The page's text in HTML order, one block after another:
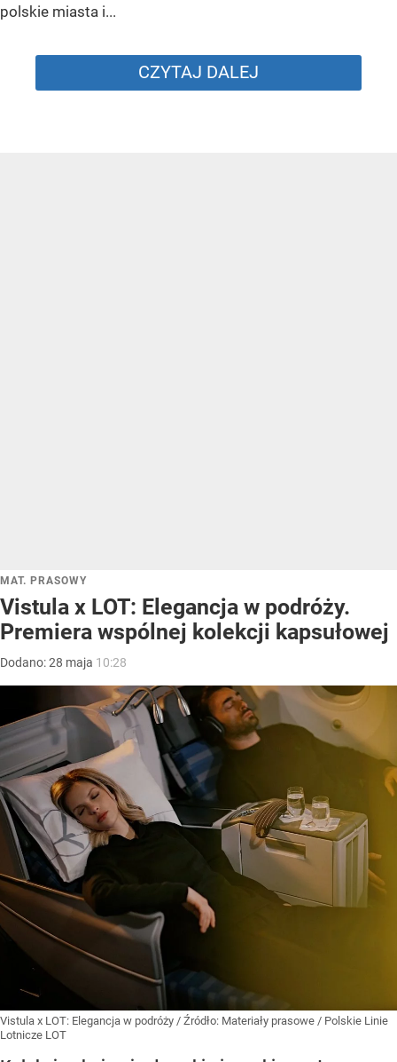
polskie miasta i...
CZYTAJ DALEJ
MAT. PRASOWY
Vistula x LOT: Elegancja w podróży.
Premiera wspólnej kolekcji kapsułowej
Dodano:28 maja 10:28
Vistula x LOT: Elegancja w podróży / Źródło: Materiały prasowe / Polskie Linie
Lotnicze LOT